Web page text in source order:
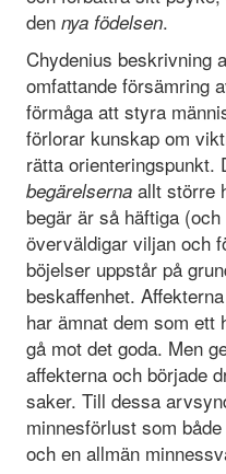
den nya födelsen.
Chydenius beskrivning
omfattande försämring
förmåga att styra
förlorar kunskap om
rätta orienteringspunkt.
begärelsernaallt större
begär är så häftiga
överväldigar viljan och
böjelser uppstår på
beskaffenhet.
har ämnat dem som ett
gå mot det goda. Men
affekterna och började
saker. Till dessa
minnesförlust som
och en allmän